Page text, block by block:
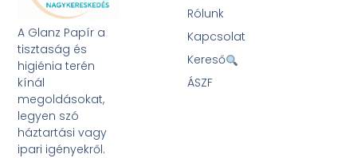
A Glanz Papír a
tisztaság és
higiénia terén
kínál
megoldásokat,
legyen szó
háztartási vagy
ipari igényekről.
Rólunk
Kapcsolat
Kereső
ÁSZF